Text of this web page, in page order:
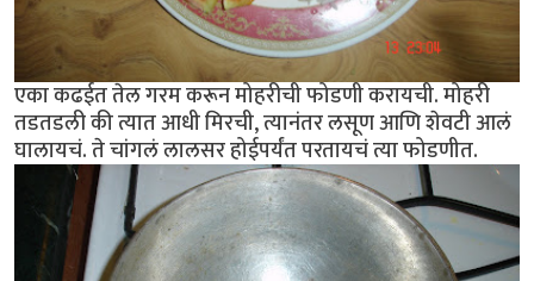
एका कढईत तेल गरम करून मोहरीची फोडणी करायची. मोहरी
तडतडली की त्यात आधी मिरची, त्यानंतर लसूण आणि शेवटी आलं
घालायचं. ते चांगलं लालसर होईपर्यंत परतायचं त्या फोडणीत.